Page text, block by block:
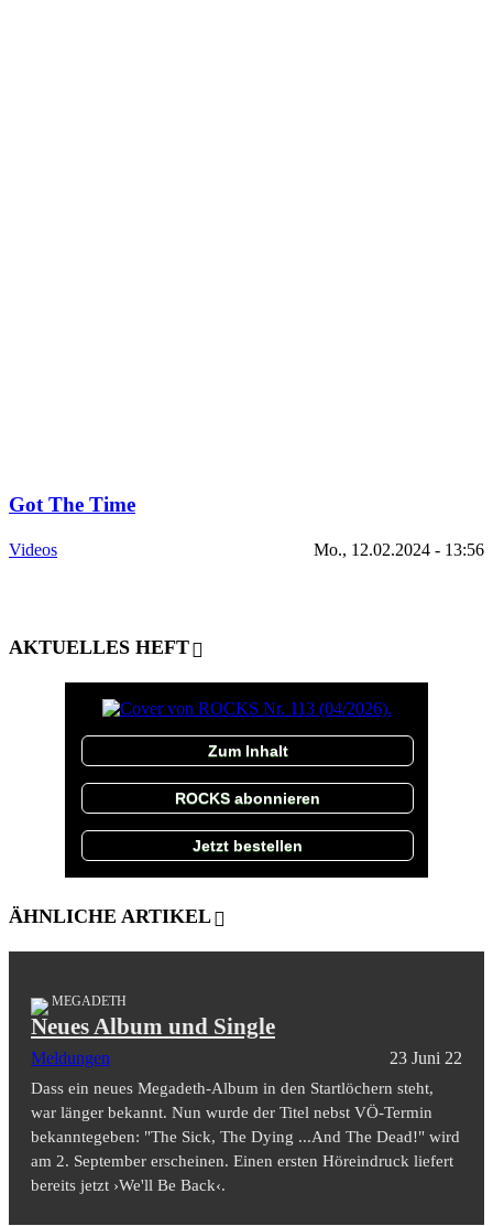
Got The Time
Videos Mo., 12.02.2024 - 13:56
AKTUELLES HEFT
Zum Inhalt
ROCKS abonnieren
Jetzt bestellen
ÄHNLICHE ARTIKEL
MEGADETH
Neues Album und Single
Meldungen 23 Juni 22
Dass ein neues Megadeth-Album in den Startlöchern steht,
war länger bekannt. Nun wurde der Titel nebst VÖ-Termin
bekanntegeben: "The Sick, The Dying ...And The Dead!" wird
am 2. September erscheinen. Einen ersten Höreindruck liefert
bereits jetzt ›We'll Be Back‹.